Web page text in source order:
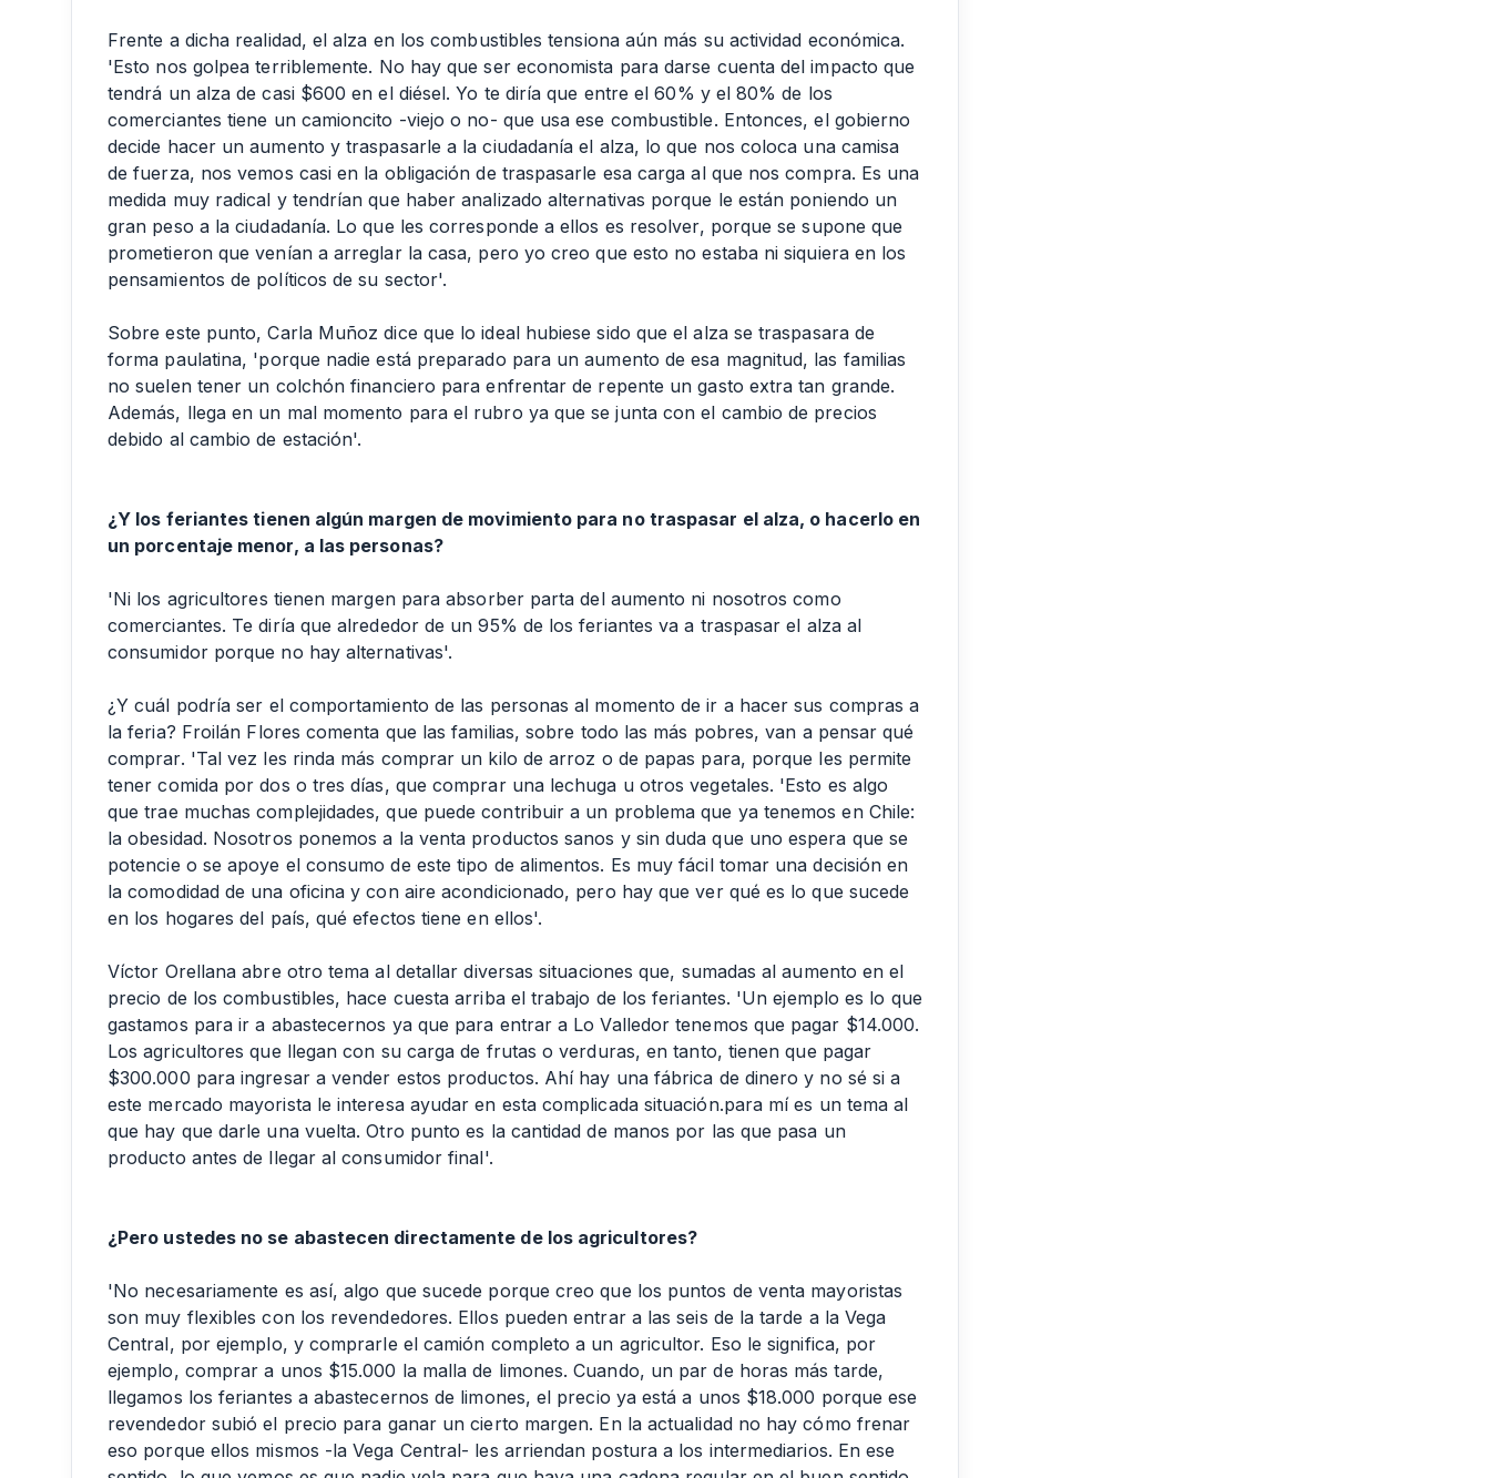
Frente a dicha realidad, el alza en los combustibles tensiona aún más su actividad económica.
'Esto nos golpea terriblemente. No hay que ser economista para darse cuenta del impacto que
tendrá un alza de casi $600 en el diésel. Yo te diría que entre el 60% y el 80% de los
comerciantes tiene un camioncito -viejo o no- que usa ese combustible. Entonces, el gobierno
decide hacer un aumento y traspasarle a la ciudadanía el alza, lo que nos coloca una camisa
de fuerza, nos vemos casi en la obligación de traspasarle esa carga al que nos compra. Es una
medida muy radical y tendrían que haber analizado alternativas porque le están poniendo un
gran peso a la ciudadanía. Lo que les corresponde a ellos es resolver, porque se supone que
prometieron que venían a arreglar la casa, pero yo creo que esto no estaba ni siquiera en los
pensamientos de políticos de su sector'.
Sobre este punto, Carla Muñoz dice que lo ideal hubiese sido que el alza se traspasara de
forma paulatina, 'porque nadie está preparado para un aumento de esa magnitud, las familias
no suelen tener un colchón financiero para enfrentar de repente un gasto extra tan grande.
Además, llega en un mal momento para el rubro ya que se junta con el cambio de precios
debido al cambio de estación'.
¿Y los feriantes tienen algún margen de movimiento para no traspasar el alza, o hacerlo en
un porcentaje menor, a las personas?
'Ni los agricultores tienen margen para absorber parta del aumento ni nosotros como
comerciantes. Te diría que alrededor de un 95% de los feriantes va a traspasar el alza al
consumidor porque no hay alternativas'.
¿Y cuál podría ser el comportamiento de las personas al momento de ir a hacer sus compras a
la feria? Froilán Flores comenta que las familias, sobre todo las más pobres, van a pensar qué
comprar. 'Tal vez les rinda más comprar un kilo de arroz o de papas para, porque les permite
tener comida por dos o tres días, que comprar una lechuga u otros vegetales. 'Esto es algo
que trae muchas complejidades, que puede contribuir a un problema que ya tenemos en Chile:
la obesidad. Nosotros ponemos a la venta productos sanos y sin duda que uno espera que se
potencie o se apoye el consumo de este tipo de alimentos. Es muy fácil tomar una decisión en
la comodidad de una oficina y con aire acondicionado, pero hay que ver qué es lo que sucede
en los hogares del país, qué efectos tiene en ellos'.
Víctor Orellana abre otro tema al detallar diversas situaciones que, sumadas al aumento en el
precio de los combustibles, hace cuesta arriba el trabajo de los feriantes. 'Un ejemplo es lo que
gastamos para ir a abastecernos ya que para entrar a Lo Valledor tenemos que pagar $14.000.
Los agricultores que llegan con su carga de frutas o verduras, en tanto, tienen que pagar
$300.000 para ingresar a vender estos productos. Ahí hay una fábrica de dinero y no sé si a
este mercado mayorista le interesa ayudar en esta complicada situación.para mí es un tema al
que hay que darle una vuelta. Otro punto es la cantidad de manos por las que pasa un
producto antes de llegar al consumidor final'.
¿Pero ustedes no se abastecen directamente de los agricultores?
'No necesariamente es así, algo que sucede porque creo que los puntos de venta mayoristas
son muy flexibles con los revendedores. Ellos pueden entrar a las seis de la tarde a la Vega
Central, por ejemplo, y comprarle el camión completo a un agricultor. Eso le significa, por
ejemplo, comprar a unos $15.000 la malla de limones. Cuando, un par de horas más tarde,
llegamos los feriantes a abastecernos de limones, el precio ya está a unos $18.000 porque ese
revendedor subió el precio para ganar un cierto margen. En la actualidad no hay cómo frenar
eso porque ellos mismos -la Vega Central- les arriendan postura a los intermediarios. En ese